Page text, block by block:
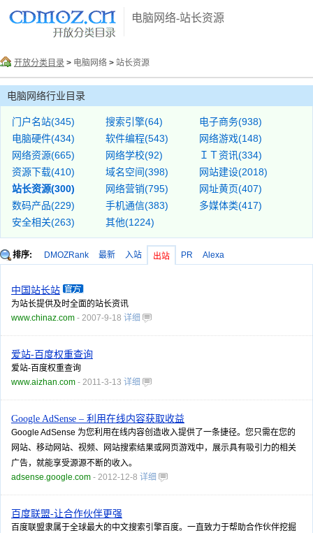
电脑网络-站长资源
开放分类目录 > 电脑网络 > 站长资源
电脑网络行业目录
门户名站(345) 搜索引擎(64)
电子商务(938)
电脑硬件(434)
软件编程(543)
网络游戏(148)
网络资源(665)
网络学校(92)
ＩＴ资讯(334)
资源下载(410)
域名空间(398)
网站建设(2018)
站长资源(300)
网络营销(795)
网址黄页(407)
数码产品(229)
手机通信(383)
多媒体类(417)
安全相关(263)
其他(1224)
排序: DMOZRank 最新 入站 出站 PR Alexa
中国站长站
为站长提供及时全面的站长资讯
www.chinaz.com - 2007-9-18 详细
爱站-百度权重查询
爱站-百度权重查询
www.aizhan.com - 2011-3-13 详细
Google AdSense – 利用在线内容获取收益
Google AdSense 为您利用在线内容创造收入提供了一条捷径。您只需在您的
网站、移动网站、视频、网站搜索结果或网页游戏中，展示具有吸引力的相关
广告，就能享受源源不断的收入。
adsense.google.com - 2012-12-8 详细
百度联盟-让合作伙伴更强
百度联盟隶属于全球最大的中文搜索引擎百度。一直致力于帮助合作伙伴挖掘